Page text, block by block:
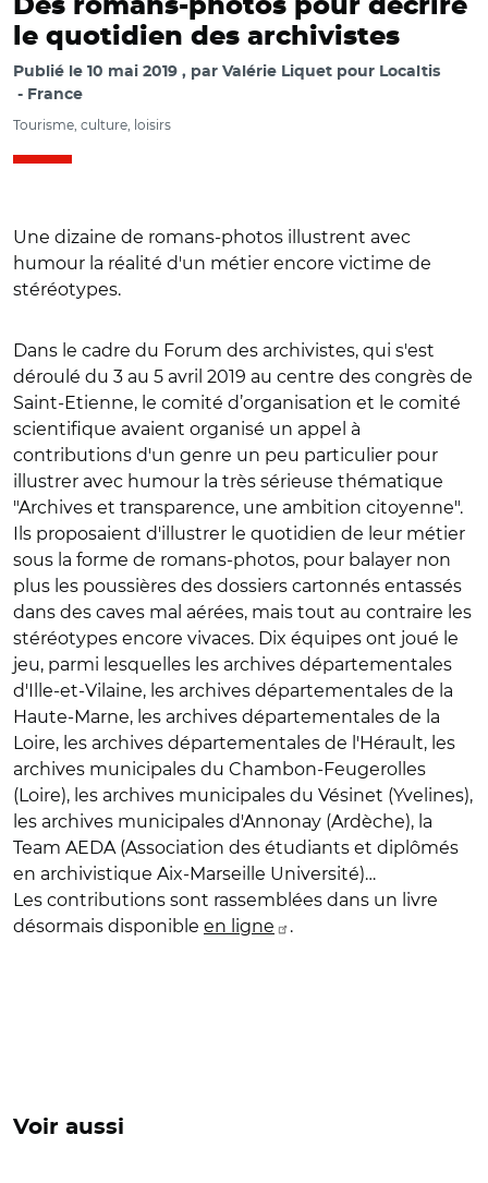
Des romans-photos pour décrire
le quotidien des archivistes
Publié le 10 mai 2019 par Valérie Liquet pour Localtis
France
Tourisme, culture, loisirs
Une dizaine de romans-photos illustrent avec
humour la réalité d'un métier encore victime de
stéréotypes.
Dans le cadre du Forum des archivistes, qui s'est
déroulé du 3 au 5 avril 2019 au centre des congrès de
Saint-Etienne, le comité d’organisation et le comité
scientifique avaient organisé un appel à
contributions d'un genre un peu particulier pour
illustrer avec humour la très sérieuse thématique
"Archives et transparence, une ambition citoyenne".
Ils proposaient d'illustrer le quotidien de leur métier
sous la forme de romans-photos, pour balayer non
plus les poussières des dossiers cartonnés entassés
dans des caves mal aérées, mais tout au contraire les
stéréotypes encore vivaces. Dix équipes ont joué le
jeu, parmi lesquelles les archives départementales
d'Ille-et-Vilaine, les archives départementales de la
Haute-Marne, les archives départementales de la
Loire, les archives départementales de l'Hérault, les
archives municipales du Chambon-Feugerolles
(Loire), les archives municipales du Vésinet (Yvelines),
les archives municipales d'Annonay (Ardèche), la
Team AEDA (Association des étudiants et diplômés
en archivistique Aix-Marseille Université)…
Les contributions sont rassemblées dans un livre
désormais disponible en ligne .
Voir aussi